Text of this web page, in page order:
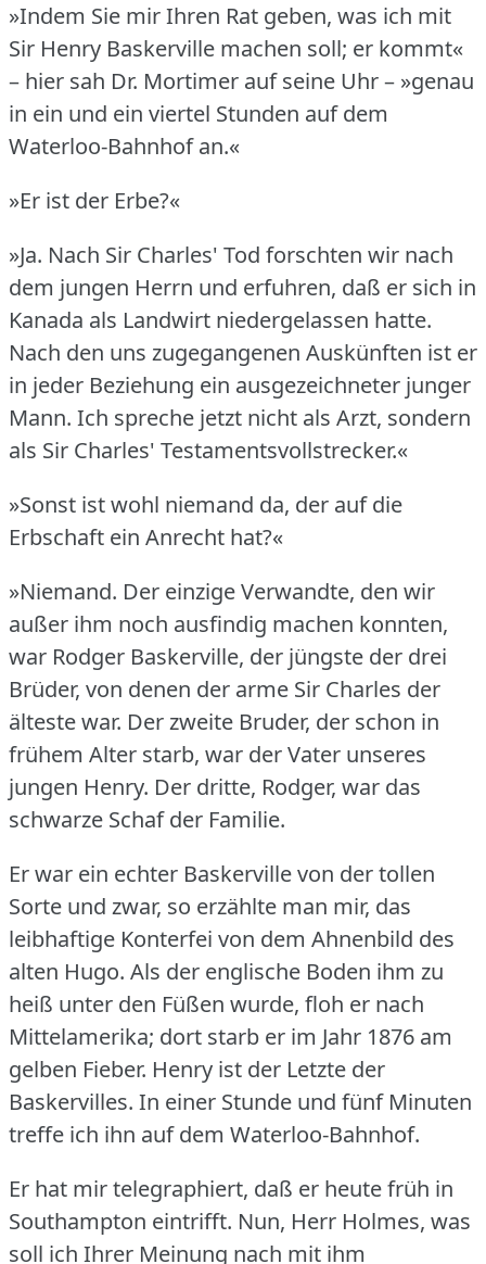
»Indem Sie mir Ihren Rat geben, was ich mit
Sir Henry Baskerville machen soll; er kommt«
– hier sah Dr. Mortimer auf seine Uhr – »genau
in ein und ein viertel Stunden auf dem
Waterloo-Bahnhof an.«
»Er ist der Erbe?«
»Ja. Nach Sir Charles' Tod forschten wir nach
dem jungen Herrn und erfuhren, daß er sich in
Kanada als Landwirt niedergelassen hatte.
Nach den uns zugegangenen Auskünften ist er
in jeder Beziehung ein ausgezeichneter junger
Mann. Ich spreche jetzt nicht als Arzt, sondern
als Sir Charles' Testamentsvollstrecker.«
»Sonst ist wohl niemand da, der auf die
Erbschaft ein Anrecht hat?«
»Niemand. Der einzige Verwandte, den wir
außer ihm noch ausfindig machen konnten,
war Rodger Baskerville, der jüngste der drei
Brüder, von denen der arme Sir Charles der
älteste war. Der zweite Bruder, der schon in
frühem Alter starb, war der Vater unseres
jungen Henry. Der dritte, Rodger, war das
schwarze Schaf der Familie.
Er war ein echter Baskerville von der tollen
Sorte und zwar, so erzählte man mir, das
leibhaftige Konterfei von dem Ahnenbild des
alten Hugo. Als der englische Boden ihm zu
heiß unter den Füßen wurde, floh er nach
Mittelamerika; dort starb er im Jahr 1876 am
gelben Fieber. Henry ist der Letzte der
Baskervilles. In einer Stunde und fünf Minuten
treffe ich ihn auf dem Waterloo-Bahnhof.
Er hat mir telegraphiert, daß er heute früh in
Southampton eintrifft. Nun, Herr Holmes, was
soll ich Ihrer Meinung nach mit ihm